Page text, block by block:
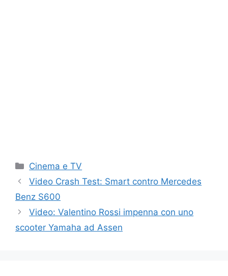
Categorie
Cinema e TV
Video Crash Test: Smart contro Mercedes
Benz S600
Video: Valentino Rossi impenna con uno
scooter Yamaha ad Assen